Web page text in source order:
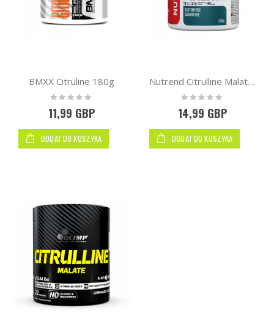
BMXX Citruline 180g
Rating:
11,99 GBP
DODAJ DO KOSZYKA
Nutrend Citrulline Malate 300g
Rating:
14,99 GBP
DODAJ DO KOSZYKA